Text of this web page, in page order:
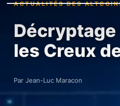
ACTUALITÉS DES
Décryptage
les Creux
Par Jean-Luc Maracon